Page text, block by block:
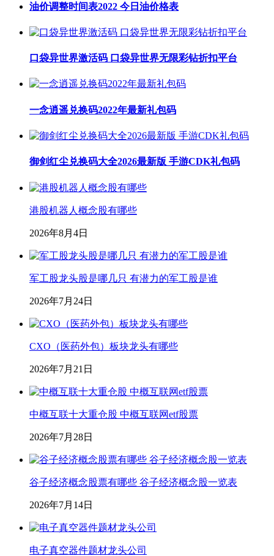
油价调整时间表2022 今日油价格表
口袋异世界激活码 口袋异世界无限彩钻折扣平台
一念逍遥兑换码2022年最新礼包码
御剑红尘兑换码大全2026最新版 手游CDK礼包码
港股机器人概念股有哪些
2026年8月4日
军工股龙头股是哪几只 有潜力的军工股是谁
2026年7月24日
CXO（医药外包）板块龙头有哪些
2026年7月21日
中概互联十大重仓股 中概互联网etf股票
2026年7月28日
谷子经济概念股票有哪些 谷子经济概念股一览表
2026年7月14日
电子真空器件题材龙头公司